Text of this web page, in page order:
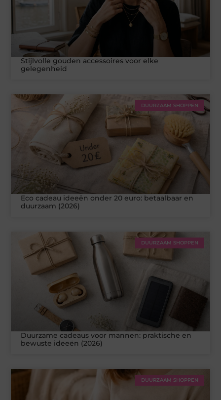
Stijlvolle gouden accessoires voor elke
gelegenheid
DUURZAAM SHOPPEN
Eco cadeau ideeën onder 20 euro: betaalbaar en
duurzaam (2026)
DUURZAAM SHOPPEN
Duurzame cadeaus voor mannen: praktische en
bewuste ideeën (2026)
DUURZAAM SHOPPEN